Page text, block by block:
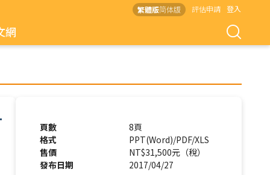
繁體版简体版 評估申請 登入
網
頁數
8頁
格式
PPT(Word)/PDF/XLS
售價
NT$31,500元（稅）
發布日期
2017/04/27